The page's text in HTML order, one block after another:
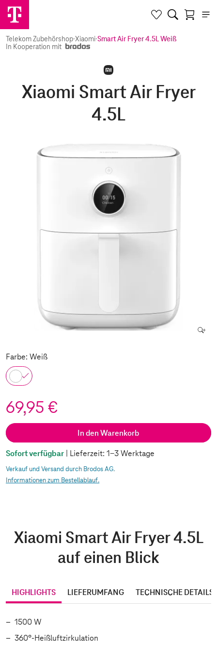
Telekom Zubehörshop·Xiaomi·Smart Air Fryer 4.5L Weiß
In Kooperation mit
Xiaomi Smart Air Fryer
4.5L
Farbe: Weiß
69,95 €
In den Warenkorb
Sofort verfügbar | Lieferzeit: 1-3 Werktage
Verkauf und Versand durch Brodos AG.
Informationen zum Bestellablauf.
Xiaomi Smart Air Fryer 4.5L
auf einen Blick
HIGHLIGHTS LIEFERUMFANG TECHNISCHE DETAILS
1500 W
360°-Heißluftzirkulation